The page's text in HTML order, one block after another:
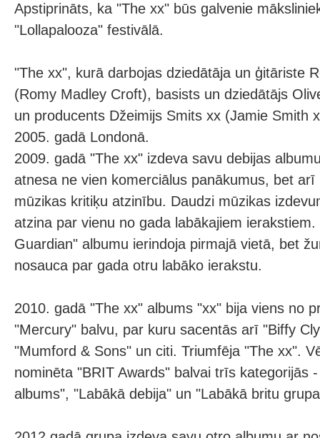
Apstiprināts, ka "The xx" būs galvenie
"Lollapalooza" festivālā.
"The xx", kurā darbojas dziedātāja un ģitāriste
(Romy Madley Croft), basists un dziedātājs
un producents Džeimijs Smits xx (Jamie Smith
2005. gadā Londonā.
2009. gadā "The xx" izdeva savu debijas
atnesa ne vien komerciālus panākumus, bet arī
mūzikas kritiķu atzinību. Daudzi mūzikas
atzina par vienu no gada labākajiem
Guardian" albumu ierindoja pirmajā vietā, bet
nosauca par gada otru labāko ierakstu.
2010. gadā "The xx" albums "xx" bija viens no
"Mercury" balvu, par kuru sacentās arī "Biffy
"Mumford & Sons" un citi. Triumfēja "The xx".
nominēta "BRIT Awards" balvai trīs kategorijās
albums", "Labākā debija" un "Labākā britu